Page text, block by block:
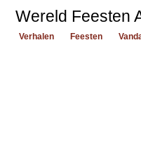
Wereld Feesten
Verhalen Feesten